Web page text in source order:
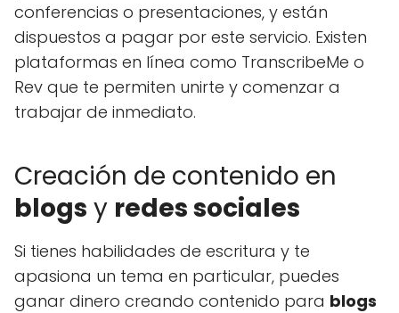
conferencias o presentaciones, y están
dispuestos a pagar por este servicio. Existen
plataformas en línea como TranscribeMe o
Rev que te permiten unirte y comenzar a
trabajar de inmediato.
Creación de contenido en
blogs y redes sociales
Si tienes habilidades de escritura y te
apasiona un tema en particular, puedes
ganar dinero creando contenido para blogs